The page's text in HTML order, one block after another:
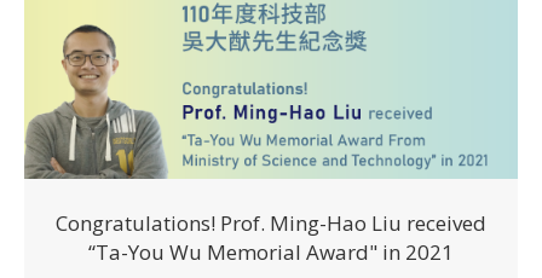
Congratulations! Prof. Ming-Hao Liu received
“Ta-You Wu Memorial Award" in 2021